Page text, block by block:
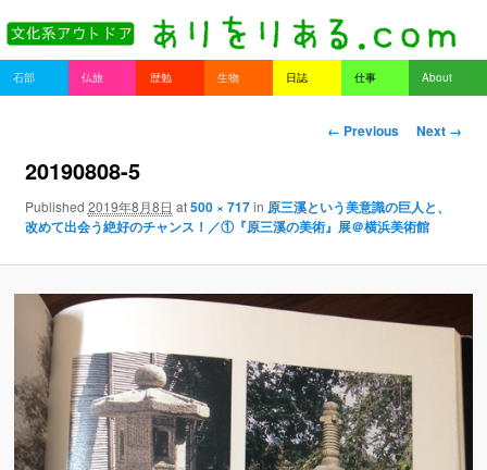
Main menu
Skip to primary content
Skip to secondary content
石部 仏旅 歴勉 生物 日誌 仕事 About
Image navigation
← Previous Next →
20190808-5
Published 2019年8月8日 at500 × 717in 原三溪という美意識の巨人と、
改めて出会う絶好のチャンス！／①『原三溪の美術』展＠横浜美術館